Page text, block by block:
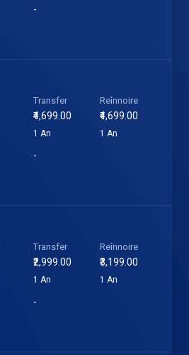
-
Transfer
₹4,699.00
1 An
Reînnoire
₹4,699.00
1 An
-
Transfer
₹2,999.00
1 An
Reînnoire
₹3,199.00
1 An
-